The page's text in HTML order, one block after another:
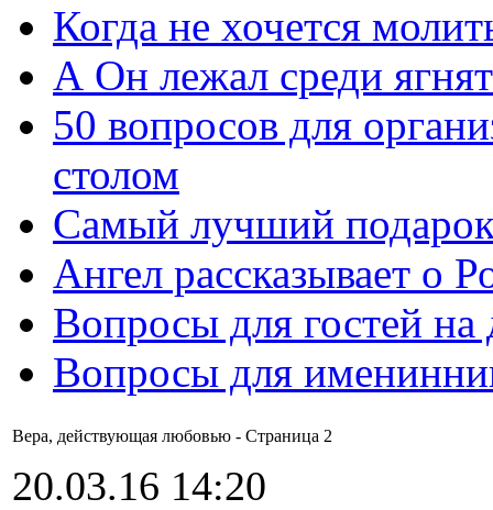
Когда не хочется
А Он лежал среди ягнят
50 вопросов для
столом
Самый лучший
Ангел рассказывает о
Вопросы для гостей
Вопросы для
Вера, действующая любовью - Cтраница 2
20.03.16 14:20